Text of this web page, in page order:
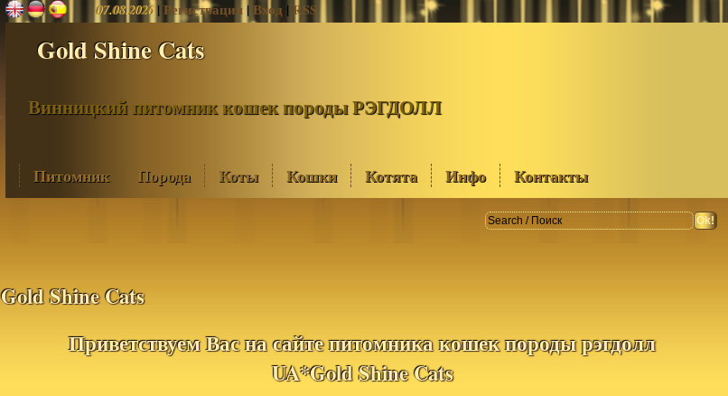
07.08.2026| Регистрация |Вход | RSS
Gold Shine Cats
Винницкий питомник кошек породы РЭГДОЛЛ
Питомник Порода Коты Кошки Котята Инфо Контакты
Gold Shine Cats
Приветствуем Вас на сайте питомника кошек породы рэгдолл
UA*Gold Shine Cats